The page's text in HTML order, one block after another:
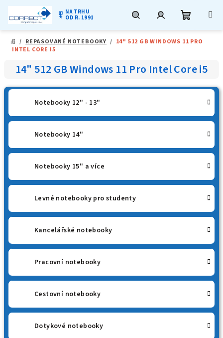
obsah
military_tech NA TRHU
OD R. 1991
DOMŮ
/ REPASOVANÉ NOTEBOOKY / 14" 512 GB WINDOWS 11 PRO
INTEL CORE I5
14" 512 GB Windows 11 Pro Intel Core i5
Notebooky 12" - 13"
Notebooky 14"
Notebooky 15" a více
Levné notebooky pro studenty
Kancelářské notebooky
Pracovní notebooky
Cestovní notebooky
Dotykové notebooky